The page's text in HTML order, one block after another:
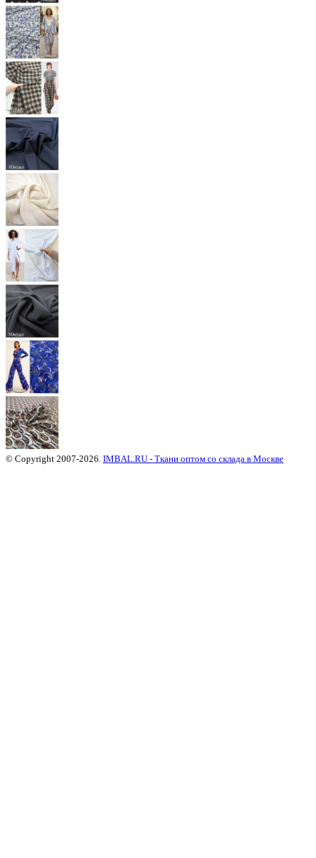
© Copyright 2007-2026. IMBAL.RU - Ткани оптом со склада в Москве